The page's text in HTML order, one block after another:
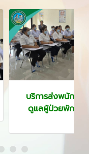
บริการส่งพนักงาน
ดูแลผู้ป่วยพักฟื้น